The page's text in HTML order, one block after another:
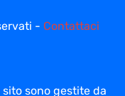
- Contattaci
sono gestite da